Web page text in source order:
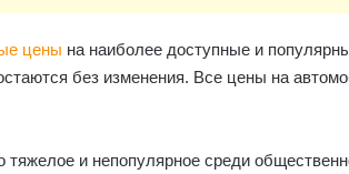
цены на наиболее доступные и
без изменения. Все цены на
тяжелое и непопулярное среди